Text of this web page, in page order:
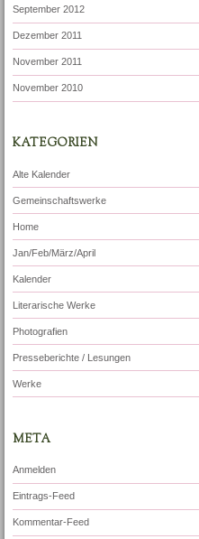
September 2012
Dezember 2011
November 2011
November 2010
KATEGORIEN
Alte Kalender
Gemeinschaftswerke
Home
Jan/Feb/März/April
Kalender
Literarische Werke
Photografien
Presseberichte / Lesungen
Werke
META
Anmelden
Eintrags-Feed
Kommentar-Feed